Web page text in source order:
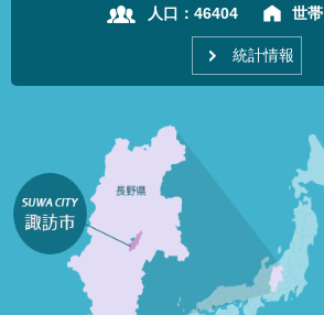
人口： 46404 世帯
統計情報